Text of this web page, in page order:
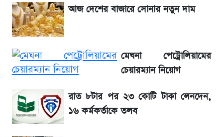
তাপমাত্রা নিয়ে নতুন পূর্বাভাস দিল আবহাওয়া অফিস
৬ আগস্ট দেশের বাজারে স্বর্ণের দাম
রবির বড় সাফল্য! আয় কম বাড়লেও রেকর্ড মুনাফা ও
শেয়ার বিজকে লিগ্যাল নোটিশ পাঠাল রবি, শুরু নতুন
বিতর্ক
আজ দেশের বাজারে সোনার নতুন দাম
মেঘনা পেট্রোলিয়ামের
চেয়ারম্যান নিয়োগ
রাত ৮টার পর ২৩ কোটি টাকা লেনদেন,
১৬ কর্মকর্তাকে তলব